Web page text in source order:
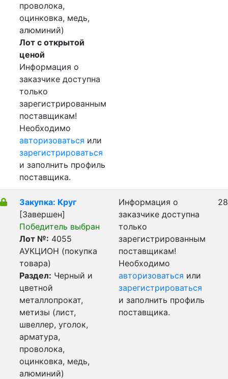
проволока,
оцинковка, медь,
алюминий)
Лот с открытой
ценой
Информация о
заказчике доступна
только
зарегистрированным
поставщикам!
Необходимо
авторизоваться или
зарегистрироваться
и заполнить профиль
поставщика.
Закупка: Круг
[Завершен]
Победитель выбран
Лот №: 4055
АУКЦИОН (покупка
товара)
Раздел: Черный и
цветной
металлопрокат,
метизы (лист,
швеллер, уголок,
арматура,
проволока,
оцинковка, медь,
алюминий)
Информация о
заказчике доступна
только
зарегистрированным
поставщикам!
Необходимо
авторизоваться или
зарегистрироваться
и заполнить профиль
поставщика.